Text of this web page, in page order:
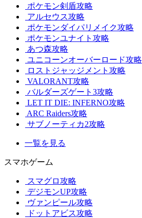
ポケモン剣盾攻略
アルセウス攻略
ポケモンダイパリメイク攻略
ポケモンユナイト攻略
あつ森攻略
ユニコーンオーバーロード攻略
ロストジャッジメント攻略
VALORANT攻略
バルダーズゲート3攻略
LET IT DIE: INFERNO攻略
ARC Raiders攻略
サブノーティカ2攻略
一覧を見る
スマホゲーム
スマグロ攻略
デジモンUP攻略
ヴァンピール攻略
ドットアビス攻略